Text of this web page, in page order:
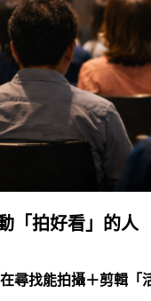
「拍好看」的人
尋找能拍攝＋剪輯「